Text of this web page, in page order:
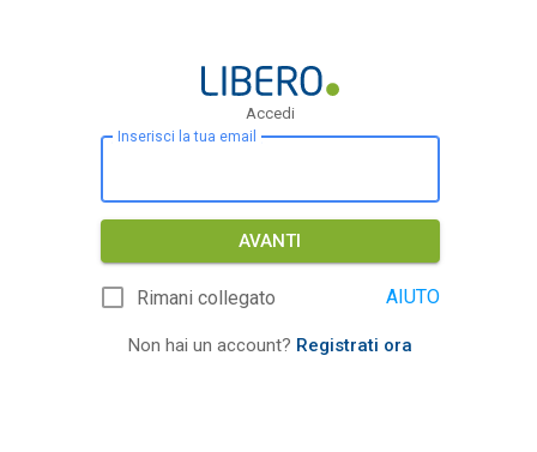
Accedi
Inserisci la tua email
AVANTI
Rimani collegato AIUTO
Non hai un account? Registrati ora